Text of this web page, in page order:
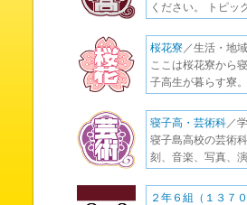
ください。 トピッ
桜花寮／生活・地
ここは桜花寮から
子高生が暮らす寮
寝子高・芸術科／
寝子島高校の芸術
刻、音楽、写真、
２年６組（１３７